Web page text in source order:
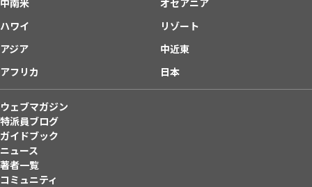
ハワイ
リゾート
アジア
中近東
アフリカ
日本
ウェブマガジン
特派員ブログ
ガイドブック
ニュース
著者一覧
コミュニティ